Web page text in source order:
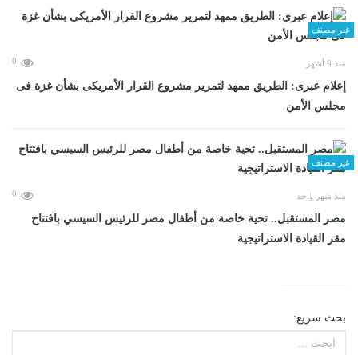
غير مصنف
منذ 9 أشهر 0
إعلام عبرى: الطريق ممهد لتمرير مشروع القرار الأمريكى بشأن غزة فى
مجلس الأمن
غير مصنف
منذ شهر واحد 0
مصر المستقبل.. تحية خاصة من أطفال مصر للرئيس السيسي بافتتاح
مقر القيادة الاستراتيجية
بحث سريع: